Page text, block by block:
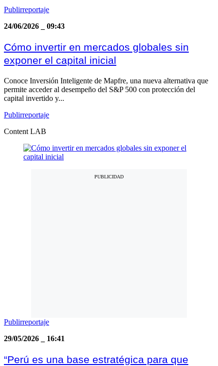
Publirreportaje
24/06/2026
09:43
Cómo invertir en mercados globales sin
exponer el capital inicial
Conoce Inversión Inteligente de Mapfre, una nueva alternativa que
permite acceder al desempeño del S&P 500 con protección del
capital invertido y...
Publirreportaje
Content LAB
Publirreportaje
29/05/2026
16:41
“Perú es una base estratégica para que